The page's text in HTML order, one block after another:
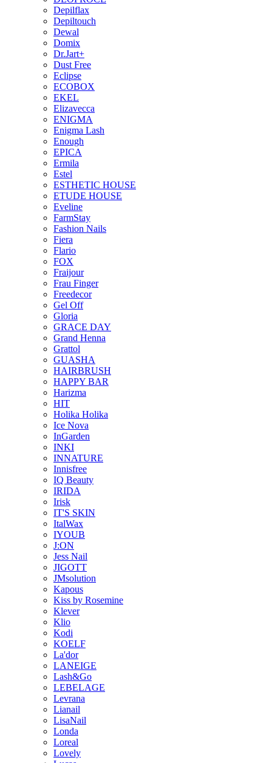
Depilflax
Depiltouch
Dewal
Domix
Dr.Jart+
Dust Free
Eclipse
ECOBOX
EKEL
Elizavecca
ENIGMA
Enigma Lash
Enough
EPICA
Ermila
Estel
ESTHETIC HOUSE
ETUDE HOUSE
Eveline
FarmStay
Fashion Nails
Fiera
Flario
FOX
Fraijour
Frau Finger
Freedecor
Gel Off
Gloria
GRACE DAY
Grand Henna
Grattol
GUASHA
HAIRBRUSH
HAPPY BAR
Harizma
HIT
Holika Holika
Ice Nova
InGarden
INKI
INNATURE
Innisfree
IQ Beauty
IRIDA
Irisk
IT'S SKIN
ItalWax
IYOUB
J:ON
Jess Nail
JIGOTT
JMsolution
Kapous
Kiss by Rosemine
Klever
Klio
Kodi
KOELF
La'dor
LANEIGE
Lash&Go
LEBELAGE
Levrana
Lianail
LisaNail
Londa
Loreal
Lovely